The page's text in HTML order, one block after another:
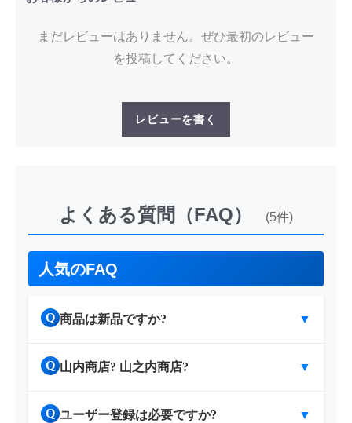
まだレビューはありません。ぜひ最初のレビュー
を投稿してください。
レビューを書く
よくある質問（FAQ） (5件)
人気のFAQ
Q 商品は新品ですか? ▼
Q 山内商店? 山之内商店? ▼
Q ユーザー登録は必要ですか? ▼